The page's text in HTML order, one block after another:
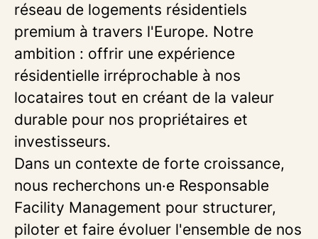
réseau de logements résidentiels
premium à travers l'Europe. Notre
ambition : offrir une expérience
résidentielle irréprochable à nos
locataires tout en créant de la valeur
durable pour nos propriétaires et
investisseurs.
Dans un contexte de forte croissance,
nous recherchons un·e Responsable
Facility Management pour structurer,
piloter et faire évoluer l'ensemble de nos